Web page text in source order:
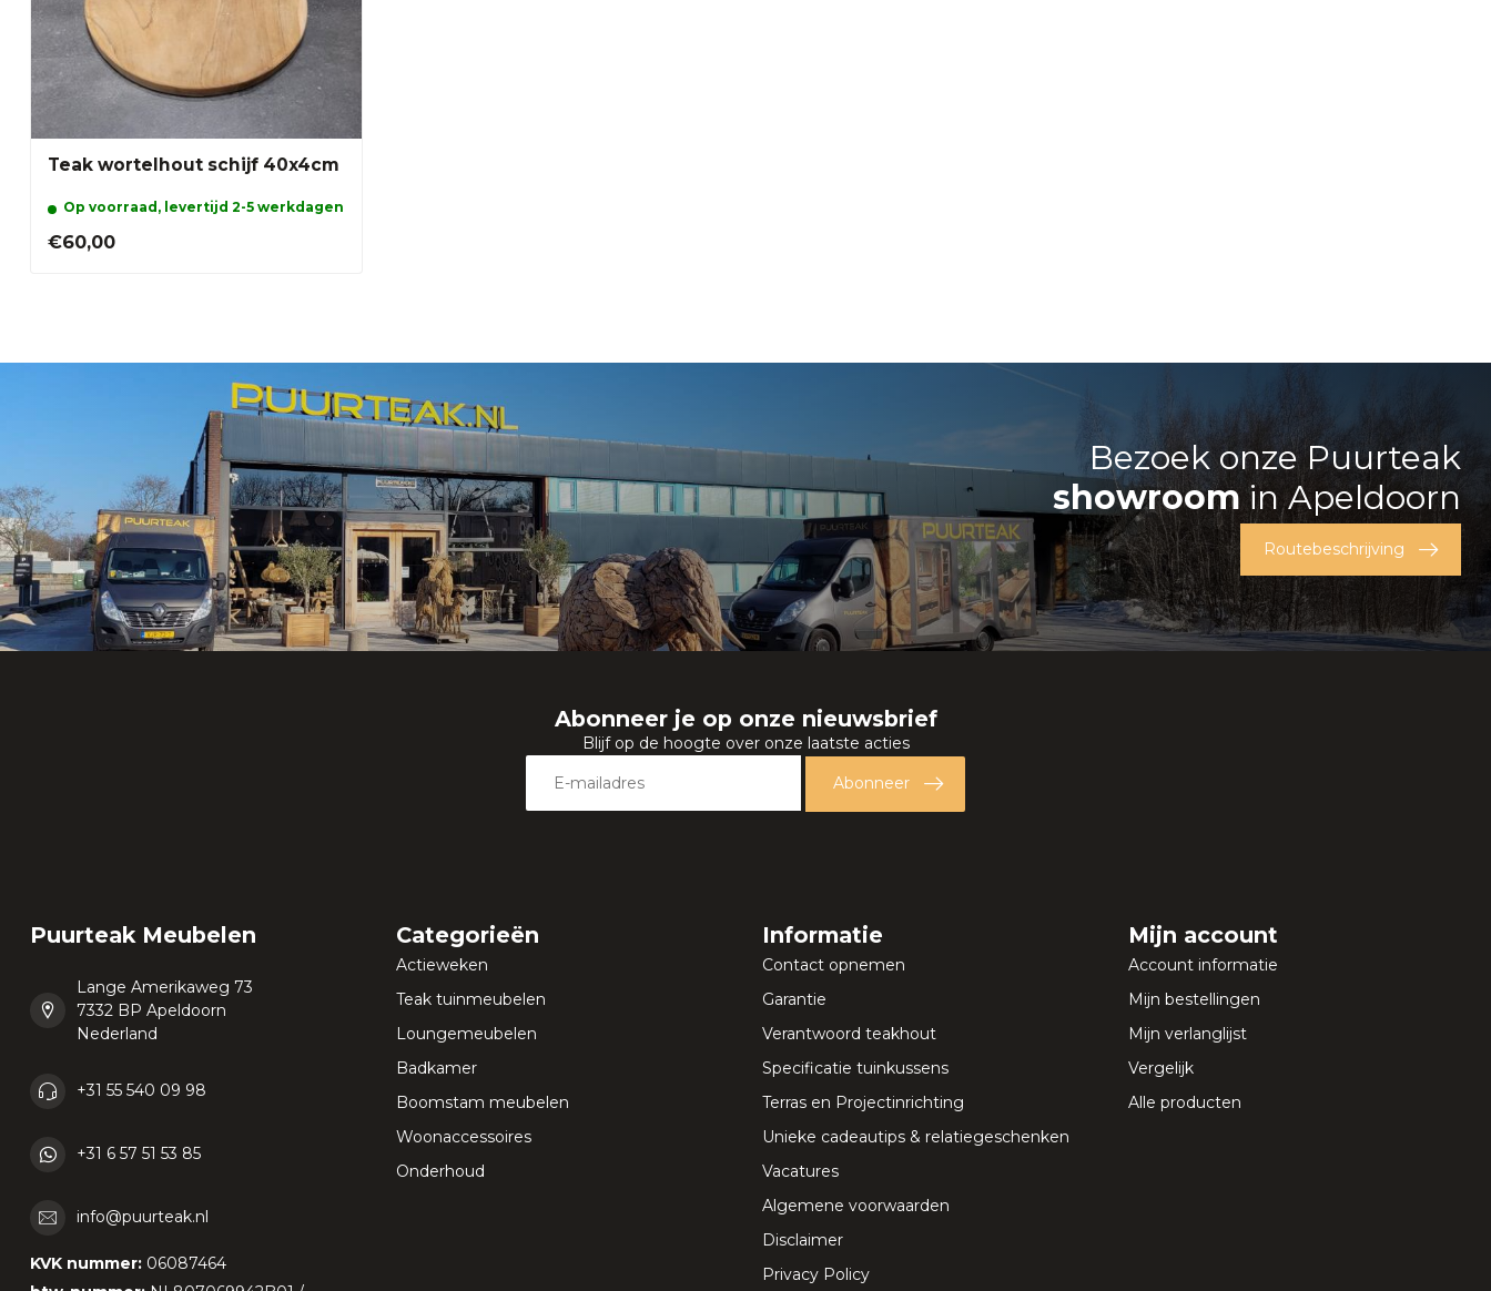
Teak wortelhout schijf 40x4cm
Op voorraad, levertijd 2-5 werkdagen
€60,00
Bezoek onze Puurteak
showroomin Apeldoorn
Routebeschrijving
Abonneer je op onze nieuwsbrief
Blijf op de hoogte over onze laatste acties
Abonneer
Puurteak Meubelen
Lange Amerikaweg 73
7332 BP Apeldoorn
Nederland
+31 55 540 09 98
+31 6 57 51 53 85
info@puurteak.nl
KVK nummer: 06087464
Categorieën
Actieweken
Teak tuinmeubelen
Loungemeubelen
Badkamer
Boomstam meubelen
Woonaccessoires
Onderhoud
Informatie
Contact opnemen
Garantie
Verantwoord teakhout
Specificatie tuinkussens
Terras en Projectinrichting
Unieke cadeautips & relatiegeschenken
Vacatures
Algemene voorwaarden
Disclaimer
Privacy Policy
Mijn account
Account informatie
Mijn bestellingen
Mijn verlanglijst
Vergelijk
Alle producten